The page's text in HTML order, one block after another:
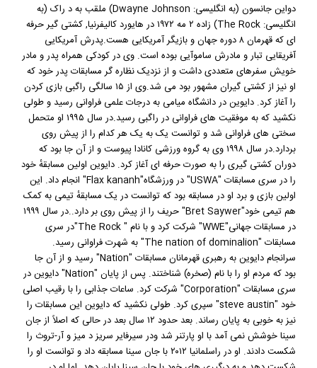
دواین جانسون (به انگلیسی: Dwayne Johnson) ملقب به د راک (به
انگلیسی: The Rock) زاده ۲ مه ۱۹۷۲ در هایورد کالیفرنیا, کشتی گیر حرفه
ای که قهرمان ۸ دوره جهان و بازیگر آمریکایی هست.پدرش آمریکایی
آفریقایی تبار و مادرش ساموآیی بوده است. وی در کودکی همراه پدر و مادر
خویش سفرهای متعددی داشت و از نزدیک نظاره گر مسابقات پدر خود که
او نیز از کشتی گیران مشهور بود می شد.وی از ۱۵ سالگی راگبی بازی کردن
را آغاز کرد. دایوین در دانشگاه میامی به درجات علمی فراوانی رسید و طولی
نکشید که به موفقیت های فراوانی در راگبی رسید.در سال ۱۹۹۵ او متحمل
سختی های فراوانی شد و توانست یک به یک هر کدام را از پیش روی
بردارد.در سال ۱۹۹۸ وی به گروه ورزشی کانادا پیوست و از آن جا بود که
دوران کشتی گیری را به صورت حرفه ای آغاز کرد. دایوین اولین مسابقهٔ خود
را در سری مسابقات "USWA" در ورزشگاه"Flax kananh" انجام داد. این
اولین بازی و برد او در مسابقه بود که توانست در یک مسابقهٔ تیمی به کمک
هم تیمی خود"Bret Saywer" حریف را از پیش روی بر دارد..در سال ۱۹۹۹
در مسابقات جهانی"WWE" شرکت کرد و با نام " The Rock"در سری
مسابقات "The nation of dominalion" به شهرت فراوانی رسید.
سرانجام دایوین به رهبری قهرمانان مسابقات "Nation" رسید و از آن جا
بود که مردم او را با نام (صخره) شناختند. پس از پایان "Nation" دایوین در
سری مسابقات "Corporation" شرکت کرد. ساعات جذابی را با رقیب اصلی
خود "steve austin" سپری کرد. طولی نکشید که دایوین این مسابقات را
نیز به خوبی به پایان رساند. بعد حدود ۱۲ سال بعد در حالی که اصلاً از جان
سینا خوشش نمی آمد با او پارتنر شد ودر سیرفایر سریز د میز و آر-تروث را
شکست دادند. او در راسلمانیا ۲۰۱۲ با جان سینا مسابقه داد و توانست او را